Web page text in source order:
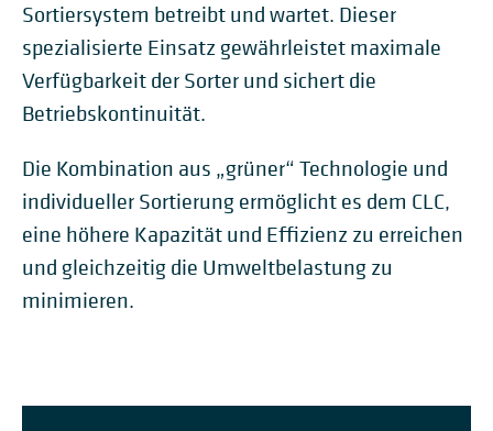
Sortiersystem betreibt und wartet. Dieser
spezialisierte Einsatz gewährleistet maximale
Verfügbarkeit der Sorter und sichert die
Betriebskontinuität.
Die Kombination aus „grüner“ Technologie und
individueller Sortierung ermöglicht es dem CLC,
eine höhere Kapazität und Effizienz zu erreichen
und gleichzeitig die Umweltbelastung zu
minimieren.